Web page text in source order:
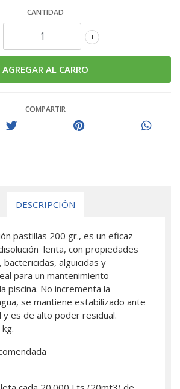
CANTIDAD
+
COMPARTIR
DESCRIPCIÓN
pastillas 200 gr., es un eficaz
lenta, con propiedades
alguicidas y
para un mantenimiento
piscina. No incrementa la
se mantiene estabilizado ante
y es de alto poder residual.